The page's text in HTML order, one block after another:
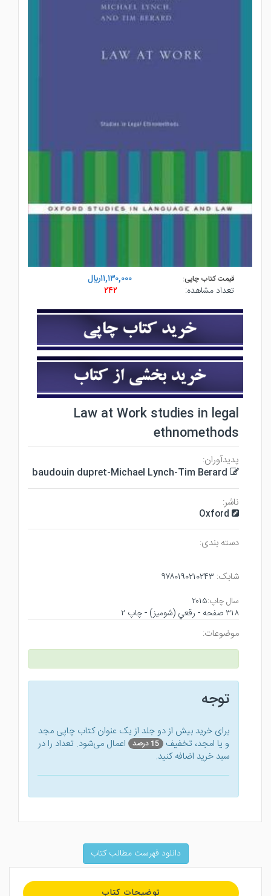
قیمت کتاب چاپی:
۱۱,۱۳۰,۰۰۰ريال
تعداد مشاهده:
۲۴۲
Law at Work studies in legal
ethnomethods
پدیدآوران:
baudouin dupret-Michael Lynch-Tim Berard
ناشر:
Oxford
دسته بندی:
شابک: ۹۷۸۰۱۹۰۲۱۰۲۴۳
سال چاپ:۲۰۱۵
۳۱۸ صفحه - رقعي (شوميز) - چاپ ۲
موضوعات:
توجه
برای خرید بیش از دو جلد از یک عنوان کتاب‌ چاپی مجد
و یا امجد، تخفیف 15 درصد
اعمال می‌شود. تعداد را در
سبد خرید اضافه کنید.
دانلود فهرست مطالب کتاب
توضیحات کتاب